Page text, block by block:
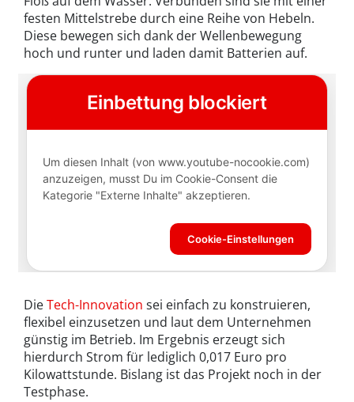
festen Mittelstrebe durch eine Reihe von Hebeln.
Diese bewegen sich dank der Wellenbewegung
hoch und runter und laden damit Batterien auf.
DieTech-Innovation sei einfach zu konstruieren,
flexibel einzusetzen und laut dem Unternehmen
günstig im Betrieb. Im Ergebnis erzeugt sich
hierdurch Strom für lediglich 0,017 Euro pro
Kilowattstunde. Bislang ist das Projekt noch in der
Testphase.